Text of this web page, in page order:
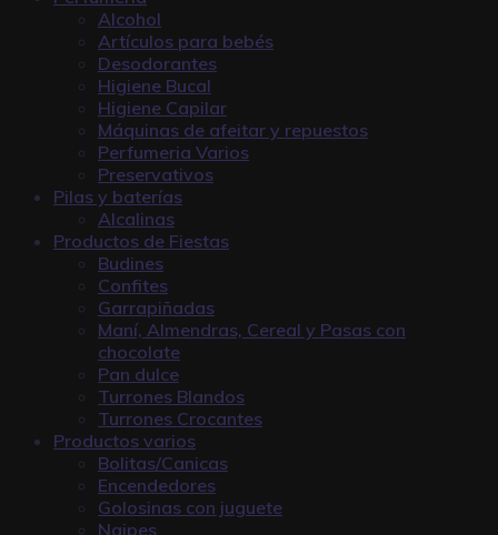
Alcohol
Artículos para bebés
Desodorantes
Higiene Bucal
Higiene Capilar
Máquinas de afeitar y repuestos
Perfumeria Varios
Preservativos
Pilas y baterías
Alcalinas
Productos de Fiestas
Budines
Confites
Garrapiñadas
Maní, Almendras, Cereal y Pasas con
chocolate
Pan dulce
Turrones Blandos
Turrones Crocantes
Productos varios
Bolitas/Canicas
Encendedores
Golosinas con juguete
Naipes